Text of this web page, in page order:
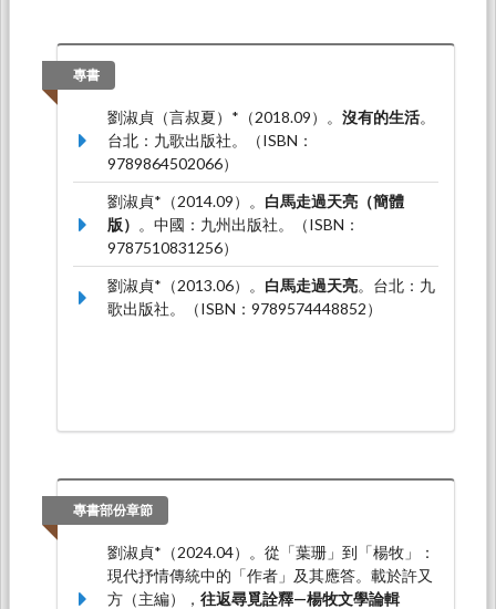
劉淑貞*（2023.12）。「少數文學」的香港實
Chinese Studies Association of Australia，澳
洲：雪梨大學：澳大利亞中國研究中心。
劉淑貞*（2023.01）。「消失」作為方法：九七
回歸後的「我城」書寫－以韓麗珠的寫作為個
案。論文發表於2023 Hawaii international
conference on Chinese studies third Chinese
conference，美國：夏威夷大學：夏威夷大學中
國研究中心。
專書
劉淑貞（言叔夏）*（2018.09）。 沒有的生活。
台北：九歌出版社。（ISBN：
9789864502066）
劉淑貞*（2014.09）。 白馬走過天亮（簡體
版） 。中國：九州出版社。（ISBN：
9787510831256）
劉淑貞*（2013.06）。 白馬走過天亮。台北：九
歌出版社。（ISBN：9789574448852）
專書部份章節
劉淑貞*（2024.04）。從「葉珊」到「楊牧」：
現代抒情傳統中的「作者」及其應答。載於許又
方（主編）， 往返尋覓詮釋—楊牧文學論輯